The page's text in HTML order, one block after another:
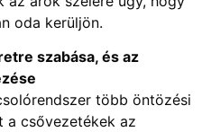
oda kerüljön.
szabása, és az
több öntözési
a csővezetékek az